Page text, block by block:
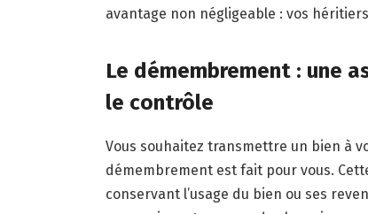
avantage non négligeable : vos
Le démembrement : une
le contrôle
Vous souhaitez transmettre un bien à
démembrement est fait pour vous.
conservant l’usage du bien ou ses